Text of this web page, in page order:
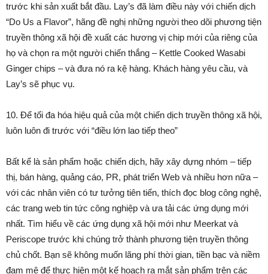
trước khi sản xuất bắt đầu. Lay’s đã làm điều này với chiến dịch
“Do Us a Flavor”, hãng đề nghị những người theo dõi phương tiện
truyền thông xã hội đề xuất các hương vị chip mới của riêng của
họ và chọn ra một người chiến thắng – Kettle Cooked Wasabi
Ginger chips – và đưa nó ra kệ hàng. Khách hàng yêu cầu, và
Lay’s sẽ phục vụ.
10. Để tối đa hóa hiệu quả của một chiến dịch truyền thông xã hội,
luôn luôn đi trước với “điều lớn lao tiếp theo”
Bất kể là sản phẩm hoặc chiến dịch, hãy xây dựng nhóm – tiếp
thị, bán hàng, quảng cáo, PR, phát triển Web và nhiều hơn nữa –
với các nhân viên có tư tưởng tiên tiến, thích đọc blog công nghệ,
các trang web tin tức công nghiệp và ưa tải các ứng dụng mới
nhất. Tìm hiểu về các ứng dụng xã hội mới như Meerkat và
Periscope trước khi chúng trở thành phương tiện truyền thông
chủ chốt. Bạn sẽ không muốn lãng phí thời gian, tiền bạc và niềm
đam mê để thực hiện một kế hoạch ra mắt sản phẩm trên các